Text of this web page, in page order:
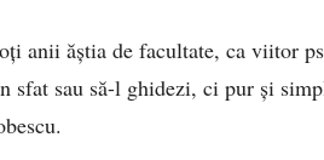
anii ăștia de facultate, ca viitor
sfat sau să-l ghidezi, ci pur și